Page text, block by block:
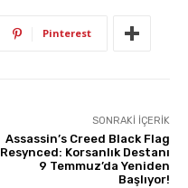
Pinterest
SONRAKI İÇERIK
Assassin’s Creed Black Flag
Resynced: Korsanlık Destanı
9 Temmuz’da Yeniden
Başlıyor!